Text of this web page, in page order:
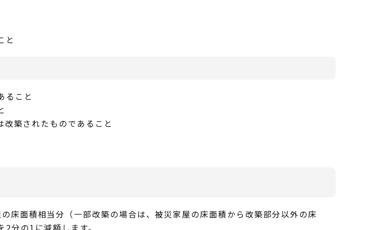
と
ること
築されたものであること
床面積相当分（一部改築の場合は、被災家屋の床面積から改築部分以外の床
分の1に減額します。